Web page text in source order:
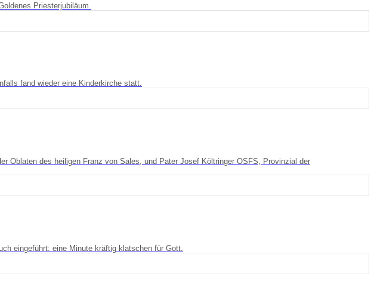
Priesterjubiläum.
fand wieder eine Kinderkirche statt.
Oblaten des heiligen Franz von Sales, und Pater Josef Költringer OSFS, Provinzial der
eingeführt: eine Minute kräftig klatschen für Gott.